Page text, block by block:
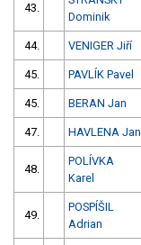
43.
Dominik
44. VENIGER Jiří
45. PAVLÍK Pavel
45. BERAN Jan
47. HAVLENA Jan
48.
POLÍVKA
Karel
49.
POSPÍŠIL
Adrian